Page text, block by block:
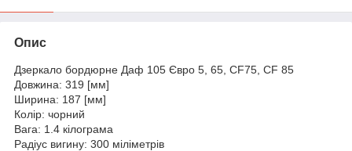
Опис
Дзеркало бордюрне Даф 105 Євро 5, 65, CF75, CF 85
Довжина: 319 [мм]
Ширина: 187 [мм]
Колір: чорний
Вага: 1.4 кілограма
Радіус вигину: 300 міліметрів